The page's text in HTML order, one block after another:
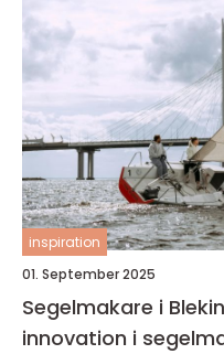
inspiration
01. September 2025
Segelmakare i
innovation i